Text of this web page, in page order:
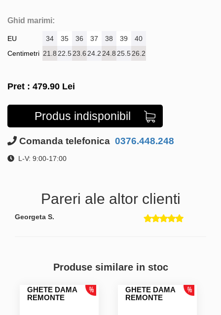
Ghid marimi:
EU
Centimetri
34 35 36 37 38 39
40
21.8 22.523.6 24.2 24.8 25.526.2
Pret : 479.90 Lei
Produs indisponibil
Comanda telefonica 0376.448.248
L-V: 9:00-17:00
Pareri ale altor clienti
Georgeta S.
Produse similare in stoc
GHETE DAMA
REMONTE
GHETE DAMA
REMONTE